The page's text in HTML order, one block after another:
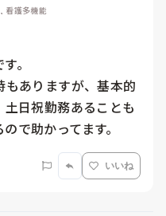
看護多機能
。
ありますが、基本的
日祝勤務あることも
で助かってます。
いいね